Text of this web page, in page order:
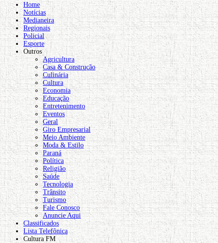
Home
Notícias
Medianeira
Regionais
Policial
Esporte
Outros
Agricultura
Casa & Construção
Culinária
Cultura
Economia
Educação
Entretenimento
Eventos
Geral
Giro Empresarial
Meio Ambiente
Moda & Estilo
Paraná
Política
Religião
Saúde
Tecnologia
Trânsito
Turismo
Fale Conosco
Anuncie Aqui
Classificados
Lista Telefônica
Cultura FM